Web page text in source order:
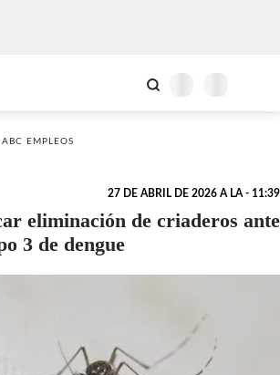
ABC EMPLEOS
27 DE ABRIL DE 2026 A LA - 11:39
eliminación de criaderos ante
3 de dengue